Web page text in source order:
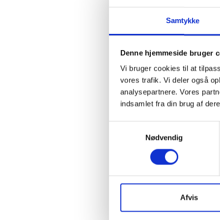
Samtykke
Denne hjemmeside bruger
Vi bruger cookies til at
vores trafik. Vi deler også
analysepartnere. Vores
indsamlet fra din brug af
Nødvendig
Afvis
om
opholder
Det vil
gå
Der er
1.
Hvis